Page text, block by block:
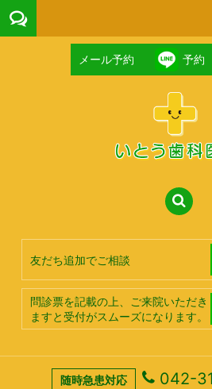
随時急患対応 042-
友だち追加でご相談
問診票を記載の上、ご来院いただき
ますと受付がスムーズになります。
メール予約 予約